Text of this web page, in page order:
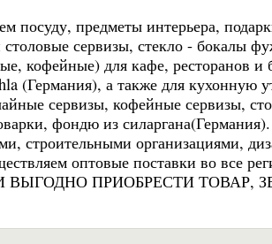
посуду, предметы интерьера,
сервизы, стекло - бокалы
кофейные) для кафе, ресторанов и
(Германия), а также для кухонную
сервизы, кофейные сервизы,
фондю из силаргана(Германия).
строительными организациями,
оптовые поставки во все
ПРИОБРЕСТИ ТОВАР,